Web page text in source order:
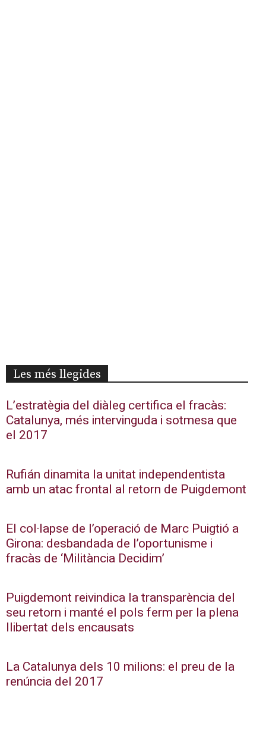
Les més llegides
L’estratègia del diàleg certifica el fracàs:
Catalunya, més intervinguda i sotmesa que
el 2017
Rufián dinamita la unitat independentista
amb un atac frontal al retorn de Puigdemont
El col·lapse de l’operació de Marc Puigtió a
Girona: desbandada de l’oportunisme i
fracàs de ‘Militància Decidim’
Puigdemont reivindica la transparència del
seu retorn i manté el pols ferm per la plena
llibertat dels encausats
La Catalunya dels 10 milions: el preu de la
renúncia del 2017